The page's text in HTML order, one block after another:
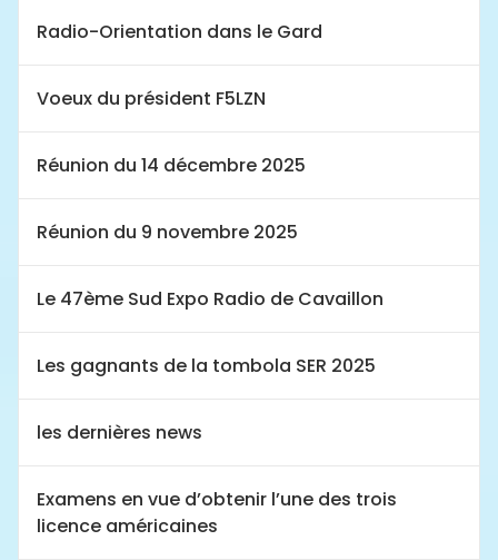
Radio-Orientation dans le Gard
Voeux du président F5LZN
Réunion du 14 décembre 2025
Réunion du 9 novembre 2025
Le 47ème Sud Expo Radio de Cavaillon
Les gagnants de la tombola SER 2025
les dernières news
Examens en vue d’obtenir l’une des trois
licence américaines